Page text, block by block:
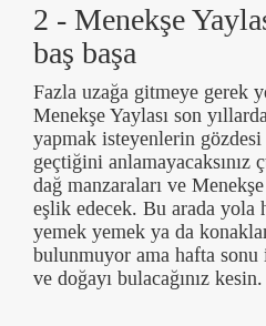
2 - Menekşe
baş başa
Fazla uzağa gitmeye gerek
Menekşe Yaylası son
yapmak isteyenlerin
geçtiğini anlamayacaksınız
dağ manzaraları ve
eşlik edecek. Bu arada yola
yemek yemek ya da
bulunmuyor ama hafta sonu
ve doğayı bulacağınız kesin.